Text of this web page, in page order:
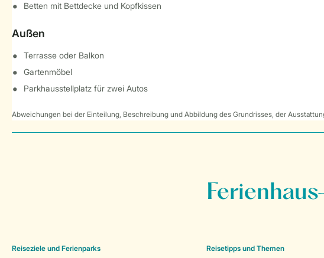
Betten mit Bettdecke und Kopfkissen
Außen
Terrasse oder Balkon
Gartenmöbel
Parkhausstellplatz für zwei Autos
Abweichungen bei der Einteilung, Beschreibung und Abbildung des Grundrisses, der
Reiseziele und Ferienparks Reisetipps und Themen